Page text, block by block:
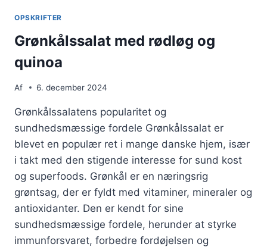
OPSKRIFTER
Grønkålssalat med rødløg og
quinoa
Af 6. december 2024
Grønkålssalatens popularitet og
sundhedsmæssige fordele Grønkålssalat er
blevet en populær ret i mange danske hjem, især
i takt med den stigende interesse for sund kost
og superfoods. Grønkål er en næringsrig
grøntsag, der er fyldt med vitaminer, mineraler og
antioxidanter. Den er kendt for sine
sundhedsmæssige fordele, herunder at styrke
immunforsvaret, forbedre fordøjelsen og